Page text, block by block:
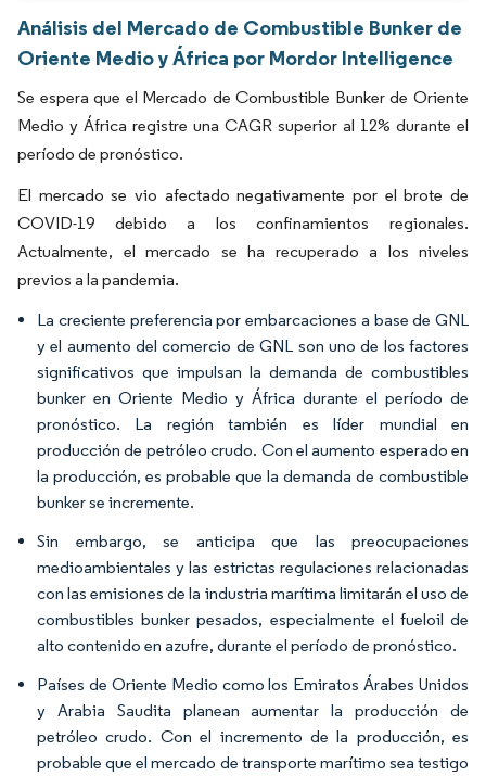
Análisis del Mercado de Combustible Bunker de
Oriente Medio y África por Mordor Intelligence
Se espera que el Mercado de Combustible Bunker de Oriente
Medio y África registre una CAGR superior al 12% durante el
período de pronóstico.
El mercado se vio afectado negativamente por el brote de
COVID-19 debido a los confinamientos regionales.
Actualmente, el mercado se ha recuperado a los niveles
previos a la pandemia.
La creciente preferencia por embarcaciones a base de GNL
y el aumento del comercio de GNL son uno de los factores
significativos que impulsan la demanda de combustibles
bunker en Oriente Medio y África durante el período de
pronóstico. La región también es líder mundial en
producción de petróleo crudo. Con el aumento esperado en
la producción, es probable que la demanda de combustible
bunker se incremente.
Sin embargo, se anticipa que las preocupaciones
medioambientales y las estrictas regulaciones relacionadas
con las emisiones de la industria marítima limitarán el uso de
combustibles bunker pesados, especialmente el fueloil de
alto contenido en azufre, durante el período de pronóstico.
Países de Oriente Medio como los Emiratos Árabes Unidos
y Arabia Saudita planean aumentar la producción de
petróleo crudo. Con el incremento de la producción, es
probable que el mercado de transporte marítimo sea testigo